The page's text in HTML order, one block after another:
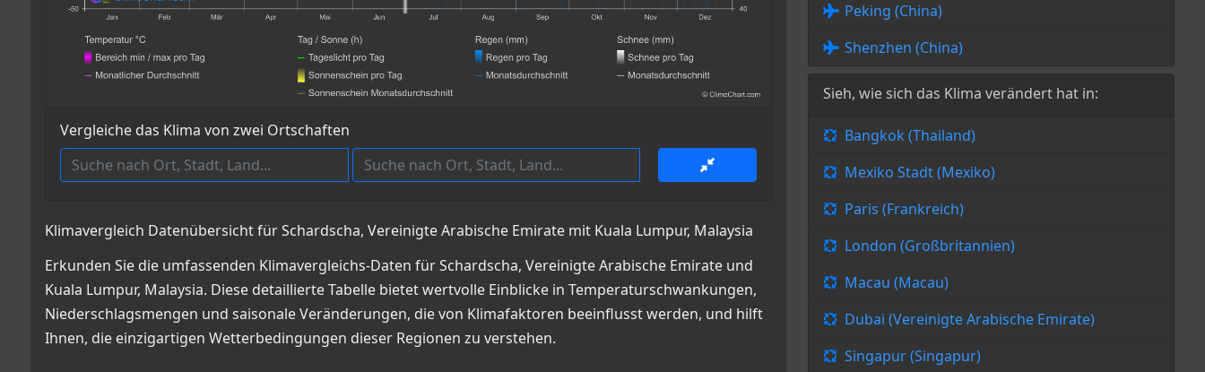
Vergleiche das Klima von zwei Ortschaften
Klimavergleich Datenübersicht für Schardscha, Vereinigte Arabische Emirate mit Kuala Lumpur, Malaysia
Erkunden Sie die umfassenden Klimavergleichs-Daten für Schardscha, Vereinigte Arabische Emirate und
Kuala Lumpur, Malaysia. Diese detaillierte Tabelle bietet wertvolle Einblicke in Temperaturschwankungen,
Niederschlagsmengen und saisonale Veränderungen, die von Klimafaktoren beeinflusst werden, und hilft
Ihnen, die einzigartigen Wetterbedingungen dieser Regionen zu verstehen.
Peking (China)
Shenzhen (China)
Sieh, wie sich das Klima verändert hat in:
Bangkok (Thailand)
Mexiko Stadt (Mexiko)
Paris (Frankreich)
London (Großbritannien)
Macau (Macau)
Dubai (Vereinigte Arabische Emirate)
Singapur (Singapur)